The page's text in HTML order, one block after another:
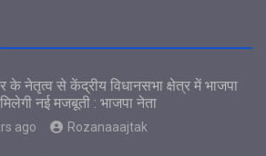
के नेतृत्व से केंद्रीय विधानसभा क्षेत्र में भाजपा
नई मजबूती : भाजपा नेता
ago Rozanaaajtak